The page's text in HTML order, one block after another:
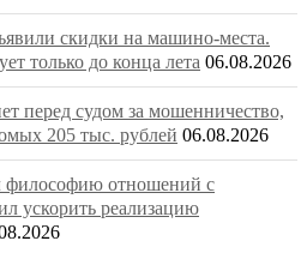
скидки на машино-места.
только до конца лета 06.08.2026
перед судом за мошенничество,
205 тыс. рублей 06.08.2026
философию отношений с
ускорить реализацию